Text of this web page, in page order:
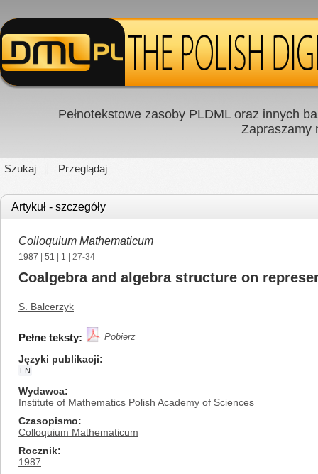
Pełnotekstowe zasoby PLDML oraz innych
Zapraszamy
Szukaj Przeglądaj
Artykuł - szczegóły
Colloquium Mathematicum
1987 51 1 | 27-34
Coalgebra and algebra structure on
S. Balcerzyk
Pełne teksty: Pobierz
Języki publikacji
EN
Wydawca
Institute of Mathematics Polish Academy of Sciences
Czasopismo
Colloquium Mathematicum
Rocznik
1987